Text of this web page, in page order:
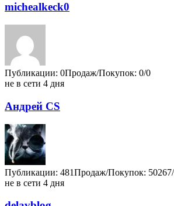
michealkeck0
Публикации: 0Продаж/Покупок: 0/0
не в сети 4 дня
Андрей CS
Публикации: 481Продаж/Покупок:
не в сети 4 дня